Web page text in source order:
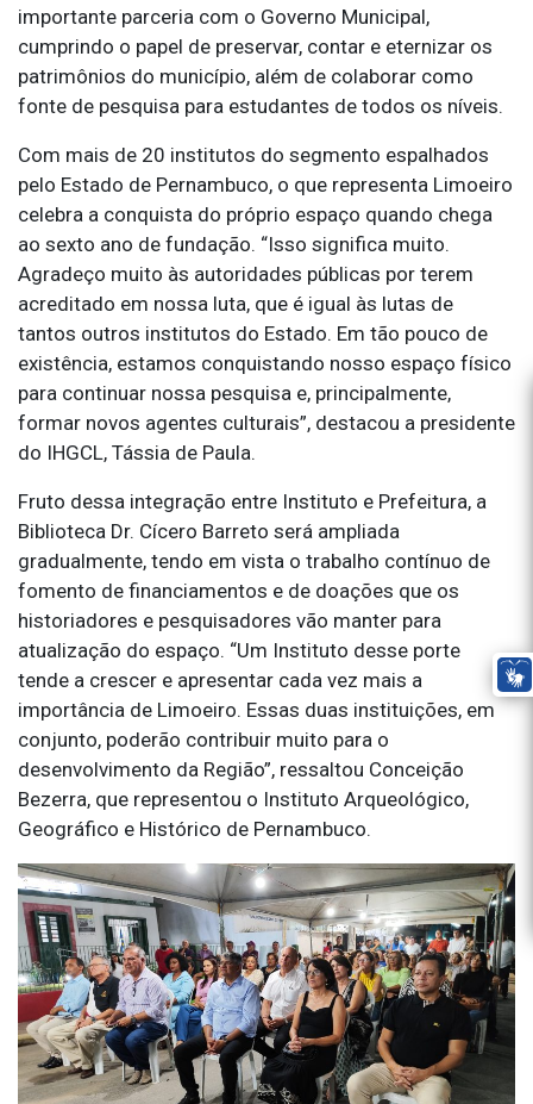
importante parceria com o Governo Municipal,
cumprindo o papel de preservar, contar e eternizar os
patrimônios do município, além de colaborar como
fonte de pesquisa para estudantes de todos os níveis.
Com mais de 20 institutos do segmento espalhados
pelo Estado de Pernambuco, o que representa Limoeiro
celebra a conquista do próprio espaço quando chega
ao sexto ano de fundação. “Isso significa muito.
Agradeço muito às autoridades públicas por terem
acreditado em nossa luta, que é igual às lutas de
tantos outros institutos do Estado. Em tão pouco de
existência, estamos conquistando nosso espaço físico
para continuar nossa pesquisa e, principalmente,
formar novos agentes culturais”, destacou a presidente
do IHGCL, Tássia de Paula.
Fruto dessa integração entre Instituto e Prefeitura, a
Biblioteca Dr. Cícero Barreto será ampliada
gradualmente, tendo em vista o trabalho contínuo de
fomento de financiamentos e de doações que os
historiadores e pesquisadores vão manter para
atualização do espaço. “Um Instituto desse porte
tende a crescer e apresentar cada vez mais a
importância de Limoeiro. Essas duas instituições, em
conjunto, poderão contribuir muito para o
desenvolvimento da Região”, ressaltou Conceição
Bezerra, que representou o Instituto Arqueológico,
Geográfico e Histórico de Pernambuco.